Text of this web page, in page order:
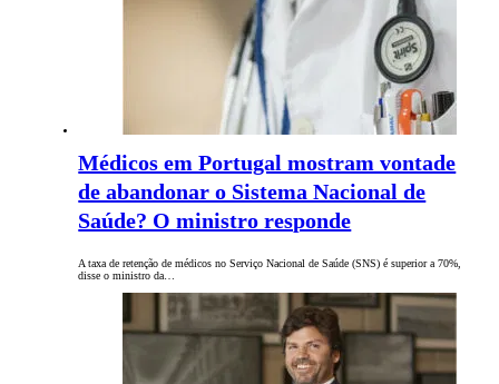
Médicos em Portugal mostram vontade
de abandonar o Sistema Nacional de
Saúde? O ministro responde
A taxa de retenção de médicos no Serviço Nacional de Saúde (SNS) é superior a 70%,
disse o ministro da…